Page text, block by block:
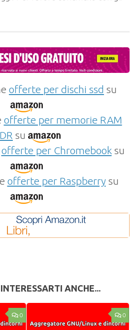
offerte per dischi ssd su
offerte per memorie RAM
su
offerte per Chromebooksu
offerte per Raspberrysu
ANCHE...
0 0